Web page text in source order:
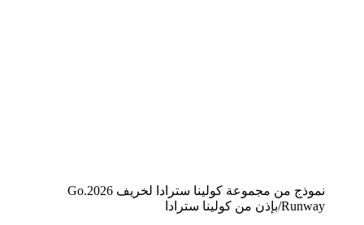
نموذج من مجموعة كولينا سترادا لخريف 2026.
Go
Runway/بإذن من كولينا سترادا